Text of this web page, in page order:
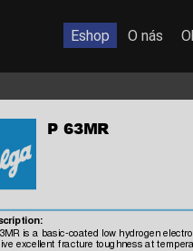

is a basic-coated low hydrogen
excellent fracture toughness at tem
Eshop O nás